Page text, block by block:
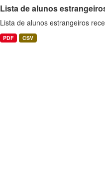
Lista de alunos
Lista de alunos estrangeiros
PDF CSV